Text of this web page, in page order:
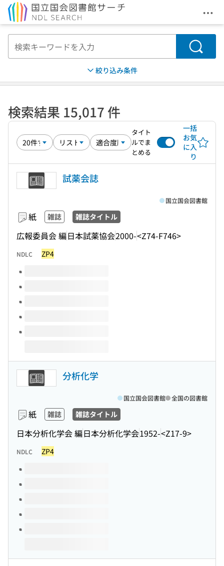
メ
検索
絞り込み条件
検索結果 15,017 件
タイト
ルでま
とめる
一括
お気
に入
り
試薬会誌
紙 雑誌 雑誌タイトル
広報委員会 編日本試薬協会2000-<Z74-F746>
国立国会図書館
NDLC ZP4
このタイトルの巻号
分析化学
紙 雑誌 雑誌タイトル
日本分析化学会 編日本分析化学会1952-<Z17-9>
国立国会図書館 全国の図書館
NDLC ZP4
このタイトルの巻号